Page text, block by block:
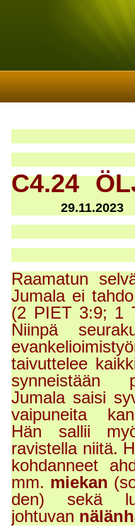
C4.24
29.11.2023
Raamatun
Jumala ei
(2 PIET 3:9; 1
Niinpä
taivuttelee
synneistään
Jumala saisi
vaipuneita
Hän sallii
ravistella niitä.
kohdanneet
mm. miekan
den) sekä
johtuvan